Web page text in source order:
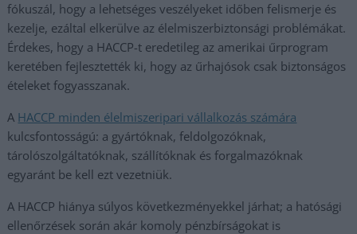
fókuszál, hogy a lehetséges veszélyeket időben felismerje és
kezelje, ezáltal elkerülve az élelmiszerbiztonsági problémákat.
Érdekes, hogy a HACCP-t eredetileg az amerikai űrprogram
keretében fejlesztették ki, hogy az űrhajósok csak biztonságos
ételeket fogyasszanak.
A HACCP minden élelmiszeripari vállalkozás számára
kulcsfontosságú: a gyártóknak, feldolgozóknak,
tárolószolgáltatóknak, szállítóknak és forgalmazóknak
egyaránt be kell ezt vezetniük.
A HACCP hiánya súlyos következményekkel járhat; a hatósági
ellenőrzések során akár komoly pénzbírságokat is